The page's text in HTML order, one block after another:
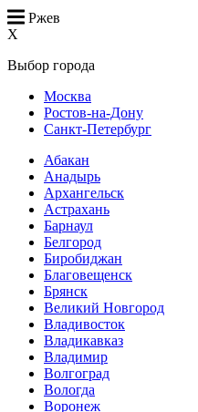
Ржев
X
Выбор города
Москва
Ростов-на-Дону
Санкт-Петербург
Абакан
Анадырь
Архангельск
Астрахань
Барнаул
Белгород
Биробиджан
Благовещенск
Брянск
Великий Новгород
Владивосток
Владикавказ
Владимир
Волгоград
Вологда
Воронеж